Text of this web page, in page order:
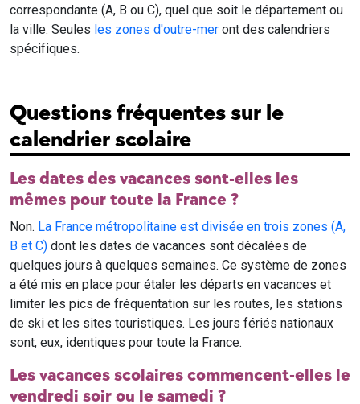
correspondante (A, B ou C), quel que soit le département ou
la ville. Seules les zones d'outre-mer ont des calendriers
spécifiques.
Questions fréquentes sur le
calendrier scolaire
Les dates des vacances sont-elles les
mêmes pour toute la France ?
Non. La France métropolitaine est divisée en trois zones (A,
B et C) dont les dates de vacances sont décalées de
quelques jours à quelques semaines. Ce système de zones
a été mis en place pour étaler les départs en vacances et
limiter les pics de fréquentation sur les routes, les stations
de ski et les sites touristiques. Les jours fériés nationaux
sont, eux, identiques pour toute la France.
Les vacances scolaires commencent-elles le
vendredi soir ou le samedi ?